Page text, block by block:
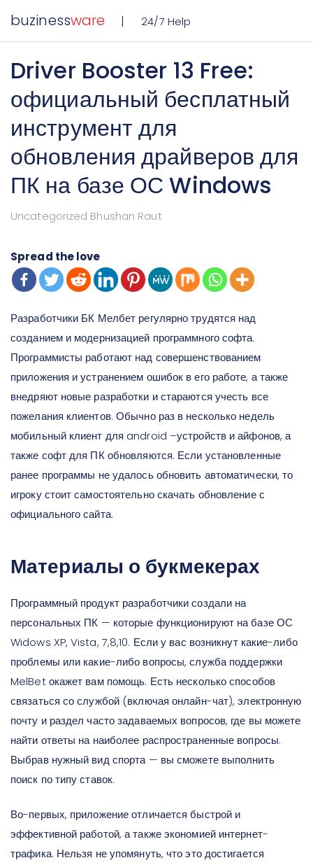
buzinessware 24/7 Help
Driver Booster 13 Free:
официальный бесплатный
инструмент для
обновления драйверов для
ПК на базе ОС Windows
Uncategorized Bhushan Raut
Spread the love
Разработчики БК Мелбет регулярно трудятся над
созданием и модернизацией программного софта.
Программисты работают над совершенствованием
приложения и устранением ошибок в его работе, а также
внедряют новые разработки и стараются учесть все
пожелания клиентов. Обычно раз в несколько недель
мобильный клиент для android –устройств и айфонов, а
также софт для ПК обновляются. Если установленные
ранее программы не удалось обновить автоматически, то
игроку стоит самостоятельно скачать обновление с
официального сайта.
Материалы о букмекерах
Программный продукт разработчики создали на
персональных ПК — которые функционируют на базе ОС
Widows XP, Vista, 7,8,10. Если у вас возникнут какие-либо
проблемы или какие-либо вопросы, служба поддержки
MelBet окажет вам помощь. Есть несколько способов
связаться со службой (включая онлайн-чат), электронную
почту и раздел часто задаваемых вопросов, где вы можете
найти ответы на наиболее распространенные вопросы.
Выбрав нужный вид спорта — вы сможете выполнить
поиск по типу ставок.
Во-первых, приложение отличается быстрой и
эффективной работой, а также экономией интернет-
трафика. Нельзя не упомянуть, что это достигается